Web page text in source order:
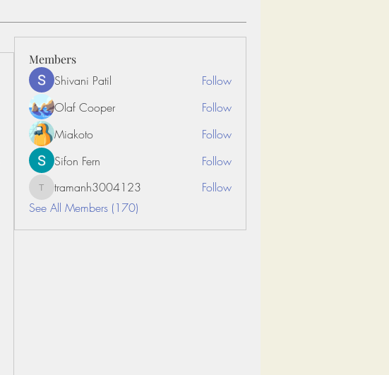
Members
Shivani Patil
Follow
Olaf Cooper
Follow
Miakoto
Follow
Sifon Fern
Follow
tramanh3004123
tramanh3004123
Follow
See All Members (170)